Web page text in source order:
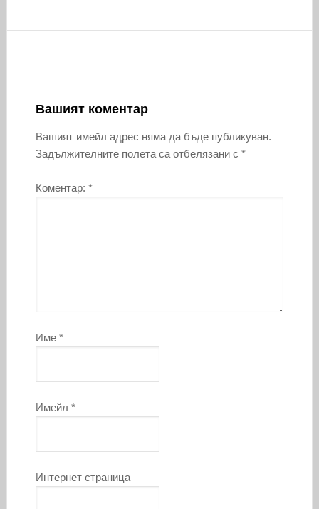
Вашият коментар
Вашият имейл адрес няма да бъде публикуван.
Задължителните полета са отбелязани с *
Коментар: *
Име *
Имейл *
Интернет страница